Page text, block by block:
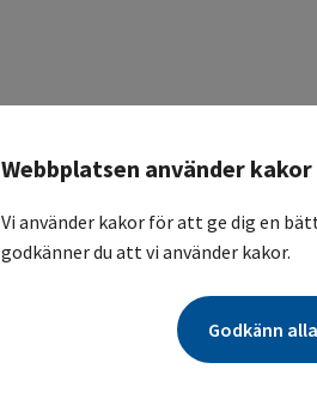
Webbplatsen använder kakor
Vi använder kakor för att ge dig en
godkänner du att vi använder kakor.
Godkänn